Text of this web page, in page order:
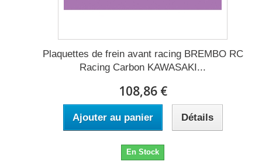
Plaquettes de frein avant racing BREMBO RC
Racing Carbon KAWASAKI...
108,86 €
Ajouter au panier Détails
En Stock